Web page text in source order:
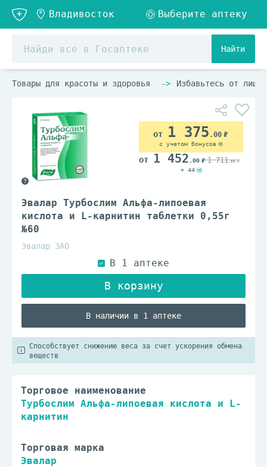
Найти
Товары для красоты и здоровья Избавьтесь от
Эвалар Турбослим Альфа-липоевая
кислота и L-карнитин таблетки 0,55г
№60
Эвалар ЗАО
В наличии в 1 аптеке
1 375 .00
с учетом бонусов
1 452 .00 1 711.00
+ 44
Способствует снижению веса за счет ускорения обмена
веществ
Торговое наименование
Турбослим Альфа-липоевая кислота и L-
карнитин
Торговая марка
Эвалар